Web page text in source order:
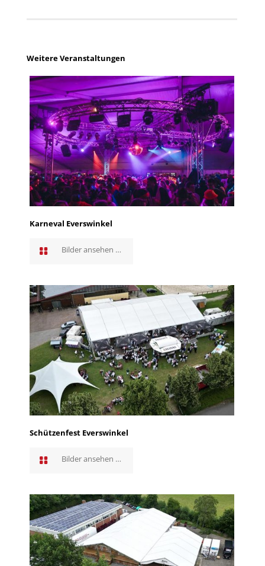
Weitere Veranstaltungen
Karneval Everswinkel
Bilder ansehen …
Schützenfest Everswinkel
Bilder ansehen …